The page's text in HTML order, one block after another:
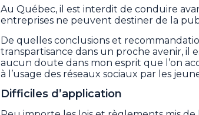
Au Québec, il est interdit de conduire
entreprises ne peuvent destiner de la
De quelles conclusions et
transpartisance dans un proche avenir, il
aucun doute dans mon esprit que l’on
à l’usage des réseaux sociaux par les
Difficiles d’application